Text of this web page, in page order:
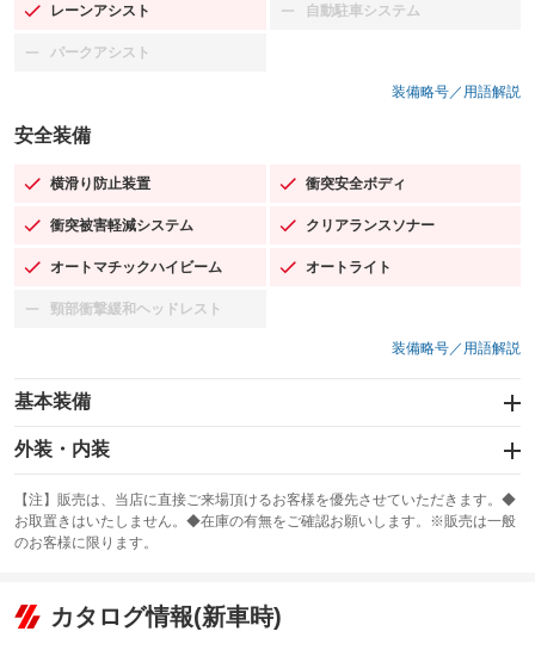
レーンアシスト
：装備あり 自動駐車システム
：装備なし
パークアシスト
：装備なし
装備略号／用語解説
安全装備
横滑り防止装置
：装備あり 衝突安全ボディ
：装備あり
衝突被害軽減システム
：装備あり クリアランスソナー
：装備あり
オートマチックハイビーム
：装備あり オートライト
：装備あり
頸部衝撃緩和ヘッドレスト
：装備なし
装備略号／用語解説
基本装備
エアバッグ：運転席/助手席/サイド
：装備あり
：装備なし
サンルーフ
：装備なし ABS
リフトアップ
：装備なし
外装・内装
カーナビ
：装備なし
TV：フルセグ
：装備あり
ビジュアル
：装備なし
【注】販売は、当店に直接ご来場頂けるお客様を優先させていただきます。◆
お取置きはいたしません。◆在庫の有無をご確認お願いします。※販売は一般
のお客様に限ります。
カタログ情報(新車時)